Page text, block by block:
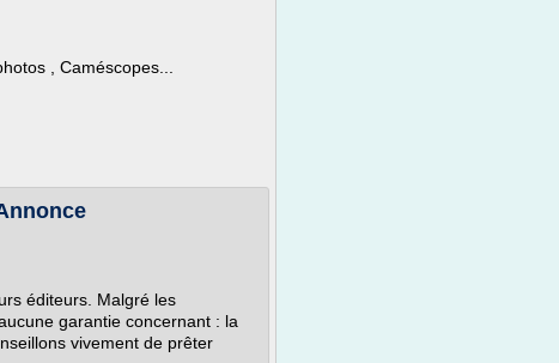
, Caméscopes...
éditeurs. Malgré les
garantie concernant : la
vivement de prêter